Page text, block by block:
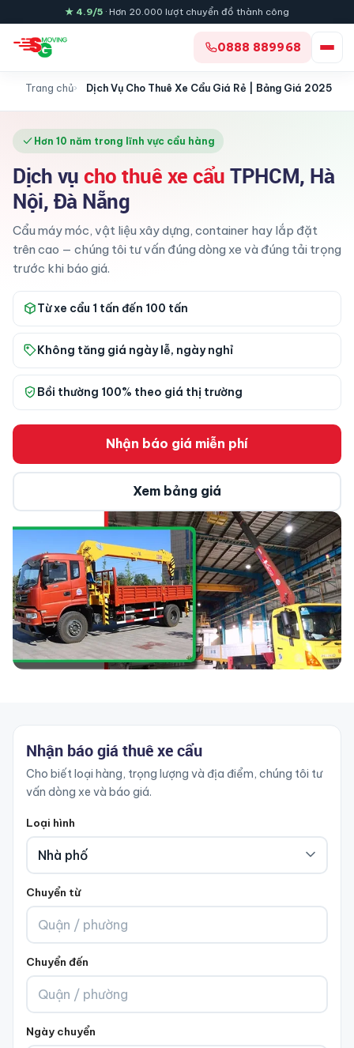
to
content
★ 4.9/5 · Hơn 20.000 lượt chuyển đồ thành công
0888 889968
Trang chủ Dịch Vụ Cho Thuê Xe Cẩu Giá Rẻ | Bảng Giá 2025
Hơn 10 năm trong lĩnh vực cẩu hàng
Dịch vụcho thuê xe cẩuTPHCM, Hà
Nội, Đà Nẵng
Cẩu máy móc, vật liệu xây dựng, container hay lắp đặt
trên cao — chúng tôi tư vấn đúng dòng xe và đúng tải trọng
trước khi báo giá.
Từ xe cẩu 1 tấn đến 100 tấn
Không tăng giá ngày lễ, ngày nghỉ
Bồi thường 100% theo giá thị trường
Nhận báo giá miễn phí
Xem bảng giá
Nhận báo giá thuê xe cẩu
Cho biết loại hàng, trọng lượng và địa điểm, chúng tôi tư
vấn dòng xe và báo giá.
Loại hình
Chuyển từ
Chuyển đến
Ngày chuyển